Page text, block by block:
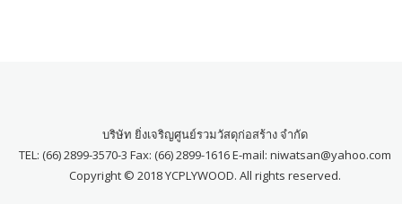
บริษัท ยิ่งเจริญศูนย์รวมวัสดุก่อสร้าง จำกัด
TEL: (66) 2899-3570-3 Fax: (66) 2899-1616 E-mail: niwatsan@yahoo.com
Copyright © 2018 YCPLYWOOD. All rights reserved.